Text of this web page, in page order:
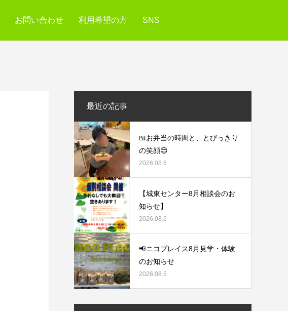
お問い合わせ 利用希望の方 SNS
最近の記事
🍱お弁当の時間と、とびっきり
の笑顔😊
2026.08.6
【城東センター8月相談会のお
知らせ】
2026.08.6
📢ニコプレイス8月見学・体験
のお知らせ
2026.08.5